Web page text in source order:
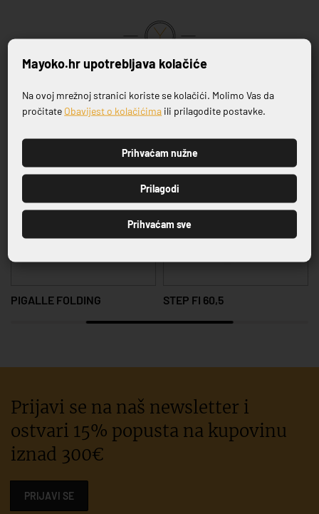
VRHUNSKA KVALITETA PROIZVODA
Povezani proizvodi
PIGALLE FOLDING STEP FI 60,5
Prijavi se na naš newsletter i
ostvari 15% popusta na kupovinu
iznad 300€
PRIJAVI SE
Prijavite se na naš newsletter
PRIJAVI SE
Mayoko.hr upotrebljava kolačiće
Na ovoj mrežnoj stranici koriste se kolačići. Molimo Vas da
pročitate Obavijest o kolačićima ili prilagodite postavke.
Prihvaćam nužne
Prilagodi
Prihvaćam sve